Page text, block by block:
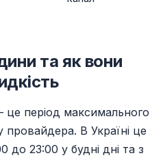
та як вони
це період максимального
В Україні це
до 23:00 у будні дні та з